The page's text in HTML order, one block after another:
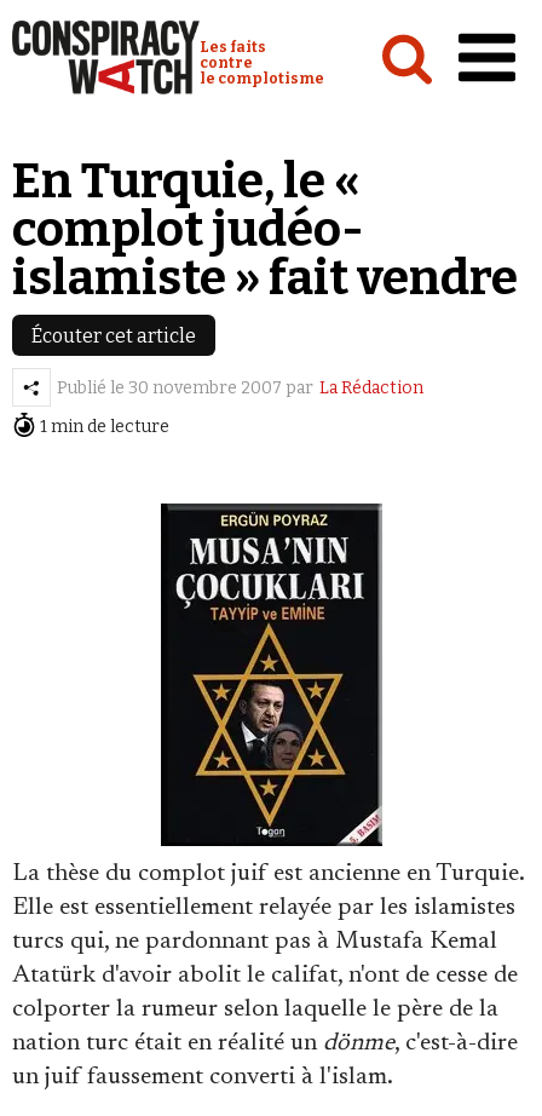
Conspiracy Watch :
Les faits
contre
le complotisme
Analyses
Conspipédia
Vidéos
Émissions
Revues de presse
Newsletter
Faire un don
Demander à Vera
Se connecter
En Turquie, le «
complot judéo-
islamiste » fait vendre
Écouter cet article
Publié le 30 novembre 2007 par La Rédaction
1 min de lecture
La thèse du complot juif est ancienne en Turquie.
Elle est essentiellement relayée par les islamistes
turcs qui, ne pardonnant pas à Mustafa Kemal
Atatürk d'avoir abolit le califat, n'ont de cesse de
colporter la rumeur selon laquelle le père de la
nation turc était en réalité un dönme, c'est-à-dire
un juif faussement converti à l'islam.